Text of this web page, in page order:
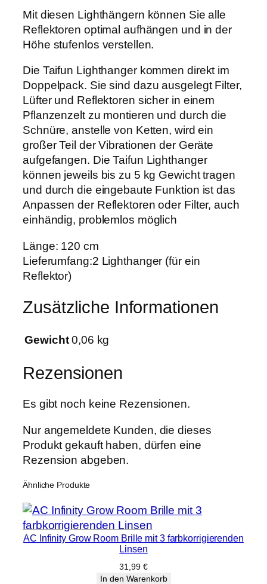
r
:
5
,
0
0
€
9
9
€
.
a
n
g
r
b
i
s
5
k
g
2
e
r
S
t
M
e
n
g
Mit diesen Lighthängern können Sie alle
Reflektoren optimal aufhängen und in der
Höhe stufenlos verstellen.
Die Taifun Lighthanger kommen direkt im
Doppelpack. Sie sind dazu ausgelegt Filter,
Lüfter und Reflektoren sicher in einem
Pflanzenzelt zu montieren und durch die
Schnüre, anstelle von Ketten, wird ein
großer Teil der Vibrationen der Geräte
aufgefangen. Die Taifun Lighthanger
können jeweils bis zu 5 kg Gewicht tragen
und durch die eingebaute Funktion ist das
Anpassen der Reflektoren oder Filter, auch
einhändig, problemlos möglich
Länge: 120 cm
Lieferumfang:2 Lighthanger (für ein
Reflektor)
Zusätzliche Informationen
Gewicht 0,06 kg
Rezensionen
Es gibt noch keine Rezensionen.
Nur angemeldete Kunden, die dieses
Produkt gekauft haben, dürfen eine
Rezension abgeben.
Ähnliche Produkte
AC Infinity Grow Room Brille mit 3 farbkorrigierenden
Linsen
31,99 €
In den Warenkorb